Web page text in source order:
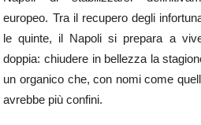
europeo. Tra il recupero degli
le quinte, il Napoli si prepara a
doppia: chiudere in bellezza la
un organico che, con nomi come
avrebbe più confini.